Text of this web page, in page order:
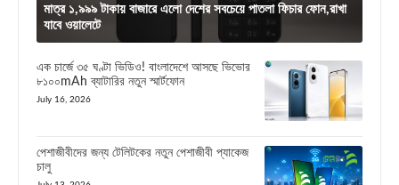
মাত্র ১,৯৯৯ টাকায় বাজারে এলো দেশের সবচেয়ে পাতলা ফিচার ফোন,রাখা
যাবে ওয়ালেটে
এক চার্জে ৩৫ ঘণ্টা ভিডিও! বাংলাদেশে আসছে ভিভোর
৮১০০mAh ব্যাটারির নতুন স্মার্টফোন
July 16, 2026
পেশাজীবীদের জন্য টেলিটকের নতুন পেশাজীবী প্যাকেজ
চালু